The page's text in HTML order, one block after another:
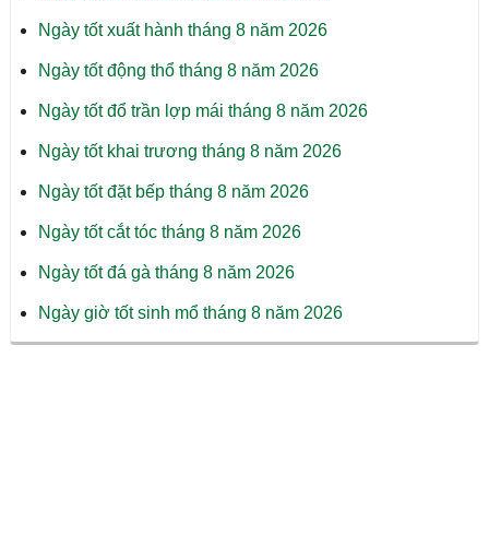
Ngày tốt xuất hành tháng 8 năm 2026
Ngày tốt động thổ tháng 8 năm 2026
Ngày tốt đổ trần lợp mái tháng 8 năm 2026
Ngày tốt khai trương tháng 8 năm 2026
Ngày tốt đặt bếp tháng 8 năm 2026
Ngày tốt cắt tóc tháng 8 năm 2026
Ngày tốt đá gà tháng 8 năm 2026
Ngày giờ tốt sinh mổ tháng 8 năm 2026